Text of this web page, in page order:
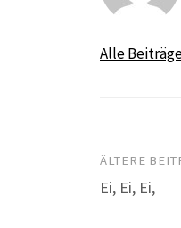
Alle
ÄLTERE
Ei, Ei, Ei,